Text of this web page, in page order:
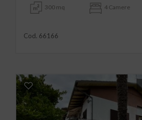
300 mq 4 Camere
Cod. 66166